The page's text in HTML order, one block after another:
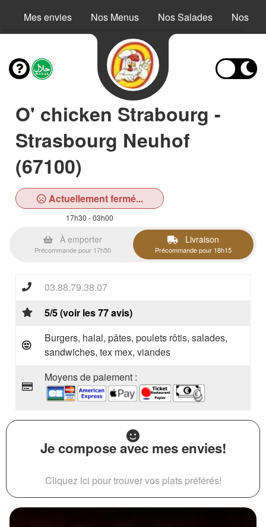
Mes envies Nos Menus Nos Salades Nos
O' chicken Strabourg -
Strasbourg Neuhof
(67100)
Actuellement fermé...
17h30 - 03h00
À emporter
Précommande pour 17h50
Livraison
Précommande pour 18h15
03.88.79.38.07
5/5 (voir les 77 avis)
Burgers, halal, pâtes, poulets rôtis, salades,
sandwiches, tex mex, viandes
Moyens de paiement :
Je compose avec mes envies!
Cliquez ici pour trouver vos plats préférés!